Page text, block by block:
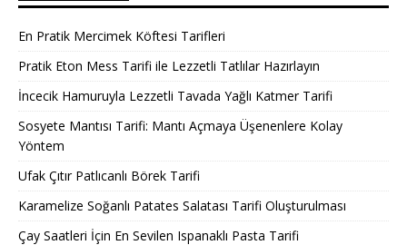
En Pratik Mercimek Köftesi Tarifleri
Pratik Eton Mess Tarifi ile Lezzetli Tatlılar Hazırlayın
İncecik Hamuruyla Lezzetli Tavada Yağlı Katmer Tarifi
Sosyete Mantısı Tarifi: Mantı Açmaya Üşenenlere Kolay
Yöntem
Ufak Çıtır Patlıcanlı Börek Tarifi
Karamelize Soğanlı Patates Salatası Tarifi Oluşturulması
Çay Saatleri İçin En Sevilen Ispanaklı Pasta Tarifi